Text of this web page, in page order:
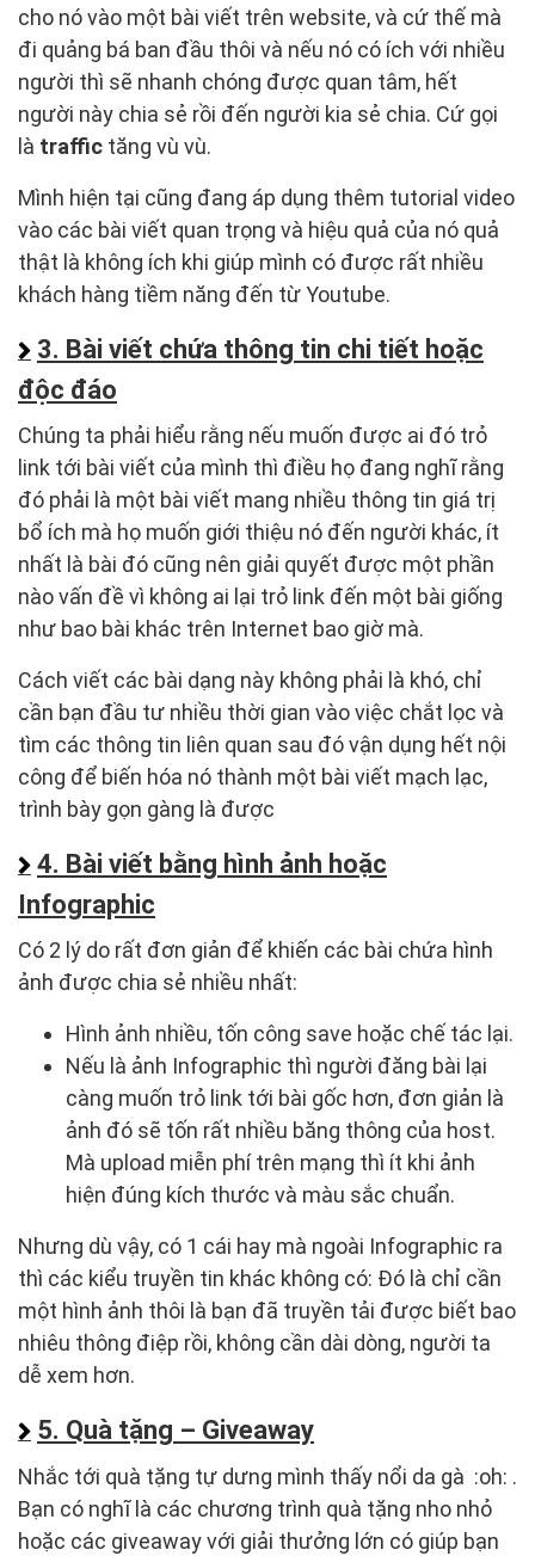
cho nó vào một bài viết trên website, và cứ thế mà
đi quảng bá ban đầu thôi và nếu nó có ích với nhiều
người thì sẽ nhanh chóng được quan tâm, hết
người này chia sẻ rồi đến người kia sẻ chia. Cứ gọi
là traffic tăng vù vù.
Mình hiện tại cũng đang áp dụng thêm tutorial video
vào các bài viết quan trọng và hiệu quả của nó quả
thật là không ích khi giúp mình có được rất nhiều
khách hàng tiềm năng đến từ Youtube.
3. Bài viết chứa thông tin chi tiết hoặc
độc đáo
Chúng ta phải hiểu rằng nếu muốn được ai đó trỏ
link tới bài viết của mình thì điều họ đang nghĩ rằng
đó phải là một bài viết mang nhiều thông tin giá trị
bổ ích mà họ muốn giới thiệu nó đến người khác, ít
nhất là bài đó cũng nên giải quyết được một phần
nào vấn đề vì không ai lại trỏ link đến một bài giống
như bao bài khác trên Internet bao giờ mà.
Cách viết các bài dạng này không phải là khó, chỉ
cần bạn đầu tư nhiều thời gian vào việc chắt lọc và
tìm các thông tin liên quan sau đó vận dụng hết nội
công để biến hóa nó thành một bài viết mạch lạc,
trình bày gọn gàng là được
4. Bài viết bằng hình ảnh hoặc
Infographic
Có 2 lý do rất đơn giản để khiến các bài chứa hình
ảnh được chia sẻ nhiều nhất:
Hình ảnh nhiều, tốn công save hoặc chế tác lại.
Nếu là ảnh Infographic thì người đăng bài lại
càng muốn trỏ link tới bài gốc hơn, đơn giản là
ảnh đó sẽ tốn rất nhiều băng thông của host.
Mà upload miễn phí trên mạng thì ít khi ảnh
hiện đúng kích thước và màu sắc chuẩn.
Nhưng dù vậy, có 1 cái hay mà ngoài Infographic ra
thì các kiểu truyền tin khác không có: Đó là chỉ cần
một hình ảnh thôi là bạn đã truyền tải được biết bao
nhiêu thông điệp rồi, không cần dài dòng, người ta
dễ xem hơn.
5. Quà tặng – Giveaway
Nhắc tới quà tặng tự dưng mình thấy nổi da gà :oh: .
Bạn có nghĩ là các chương trình quà tặng nho nhỏ
hoặc các giveaway với giải thưởng lớn có giúp bạn